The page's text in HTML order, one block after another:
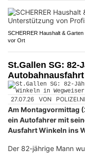
SCHERRER Haushalt &
vor Ort
St.Gallen SG: 82-
27.07.26 VON
Am Montagvormittag
ein Autofahrer mit
Ausfahrt Winkeln ins
Der 82-jährige Mann